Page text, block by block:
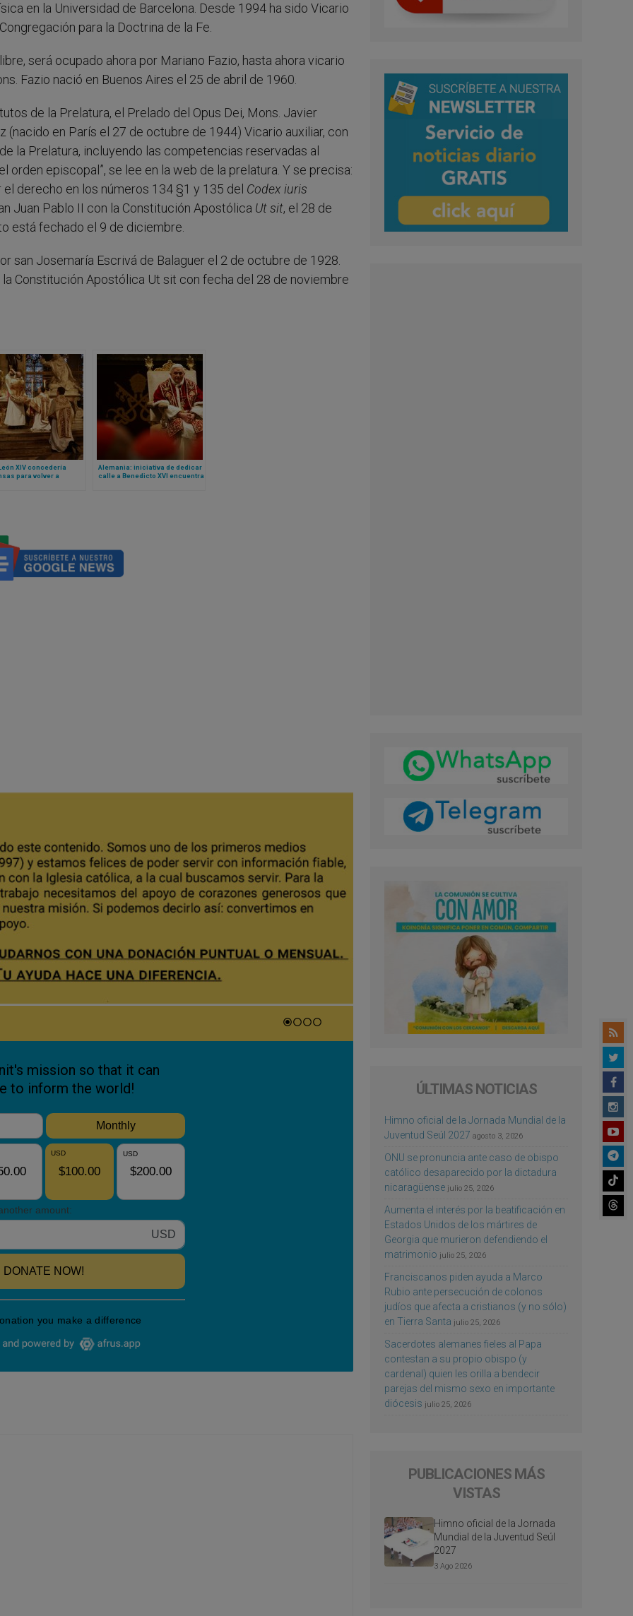
en la Universidad de Barcelona. Desde 1994 ha sido Vicario
para la Doctrina de la Fe.
será ocupado ahora por Mariano Fazio, hasta ahora vicario
Fazio nació en Buenos Aires el 25 de abril de 1960.
de la Prelatura, el Prelado del Opus Dei, Mons. Javier
(nacido en París el 27 de octubre de 1944) Vicario auxiliar, con
la Prelatura, incluyendo las competencias reservadas al
episcopal”, se lee en la web de la prelatura. Y se precisa:
derecho en los números 134 §1 y 135 del Codex iuris
Juan Pablo II con la Constitución Apostólica Ut sit, el 28 de
está fechado el 9 de diciembre.
san Josemaría Escrivá de Balaguer el 2 de octubre de 1928.
Constitución Apostólica Ut sit con fecha del 28 de noviembre
XIV concedería
para volver a
Alemania: iniciativa de dedicar
calle a Benedicto XVI encuentra
ÚLTIMAS NOTICIAS
Himno oficial de la Jornada Mundial de la
Juventud Seúl 2027 agosto 3, 2026
ONU se pronuncia ante caso de obispo
católico desaparecido por la dictadura
nicaragüense julio 25, 2026
Aumenta el interés por la beatificación en
Estados Unidos de los mártires de
Georgia que murieron defendiendo el
matrimonio julio 25, 2026
Franciscanos piden ayuda a Marco
Rubio ante persecución de colonos
judíos que afecta a cristianos (y no sólo)
en Tierra Santa julio 25, 2026
Sacerdotes alemanes fieles al Papa
contestan a su propio obispo (y
cardenal) quien les orilla a bendecir
parejas del mismo sexo en importante
diócesis julio 25, 2026
PUBLICACIONES MÁS
VISTAS
Himno oficial de la Jornada
Mundial de la Juventud Seúl
2027
3 Ago 2026